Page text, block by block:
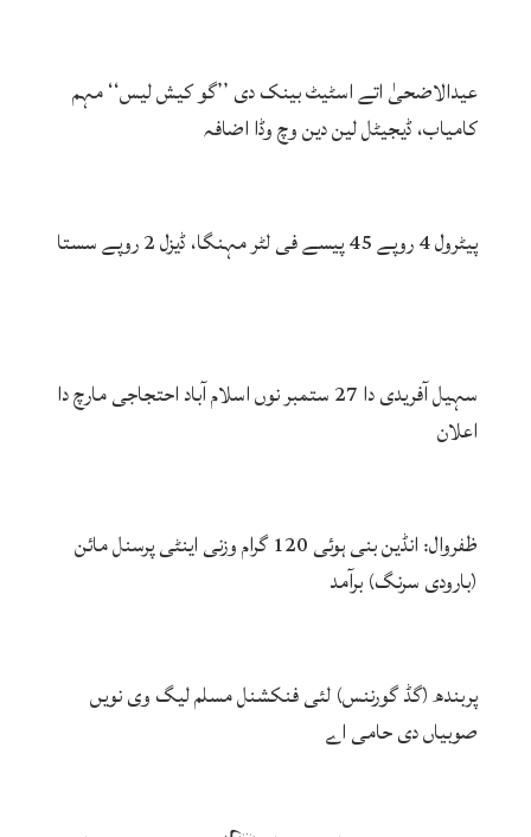
عیدالاضحیٰ اتے اسٹیٹ بینک دی ’’گو کیش لیس‘‘ مہم
کامیاب، ڈیجیٹل لین دین وچ وڈا اضافہ
پیٹرول 4 روپے 45 پیسے فی لٹر مہنگا، ڈیزل 2 روپے سستا
سہیل آفریدی دا 27 ستمبر نوں اسلام آباد احتجاجی مارچ دا
اعلان
ظفروال: انڈین بنی ہوئی 120 گرام وزنی اینٹی پرسنل مائن
(بارودی سرنگ) برآمد
پربندھ (گڈ گورننس) لئی فنکشنل مسلم لیگ وی نویں
صوبیاں دی حامی اے